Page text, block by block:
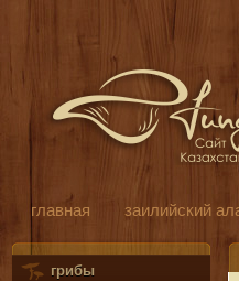
главная заилийский
грибы